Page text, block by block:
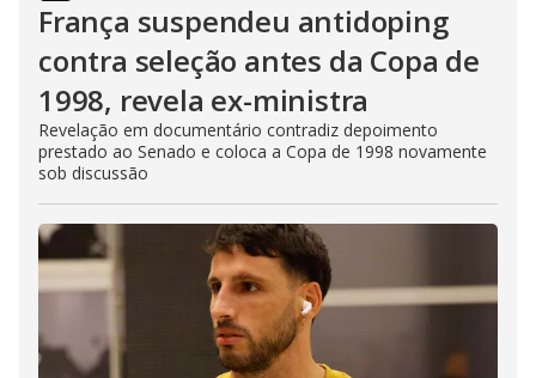
França suspendeu antidoping
contra seleção antes da Copa de
1998, revela ex-ministra
Revelação em documentário contradiz depoimento
prestado ao Senado e coloca a Copa de 1998 novamente
sob discussão